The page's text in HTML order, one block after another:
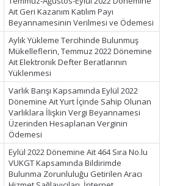
Ait Geri Kazanım Katılım Payı
Beyannamesinin Verilmesi ve Ödemesi
Aylık Yükleme Tercihinde Bulunmuş
Mükelleflerin, Temmuz 2022 Dönemine
Ait Elektronik Defter Beratlarının
Yüklenmesi
Varlık Barışı Kapsamında Eylül 2022
Dönemine Ait Yurt İçinde Sahip Olunan
Varlıklara İlişkin Vergi Beyannamesi
Üzerinden Hesaplanan Verginin
Ödemesi
Eylül 2022 Dönemine Ait 464 Sıra No.lu
VUKGT Kapsamında Bildirimde
Bulunma Zorunluluğu Getirilen Aracı